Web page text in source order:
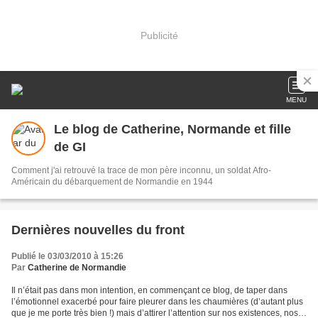
Publicité
MENU
Le blog de Catherine, Normande et fille
de GI
Comment j'ai retrouvé la trace de mon père inconnu, un soldat Afro-
Américain du débarquement de Normandie en 1944
Dernières nouvelles du front
Publié le 03/03/2010 à 15:26
Par Catherine de Normandie
Il n’était pas dans mon intention, en commençant ce blog, de taper dans
l’émotionnel exacerbé pour faire pleurer dans les chaumières (d’autant plus
que je me porte très bien !) mais d’attirer l’attention sur nos existences, nos